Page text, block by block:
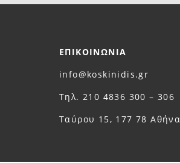
ΕΠΙΚΟΙΝΩΝΙΑ
info@koskinidis.gr
Τηλ. 210 4836 300 – 306
Ταύρου 15, 177 78 Αθήνα